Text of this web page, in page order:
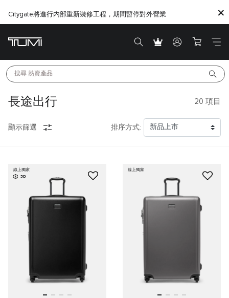
Citygate將進行内部重新裝修工程，期間暫停對外營業
搜尋 熱賣產品
長途出行 20 項目
顯示篩選 排序方式:
線上獨家
3D
線上獨家